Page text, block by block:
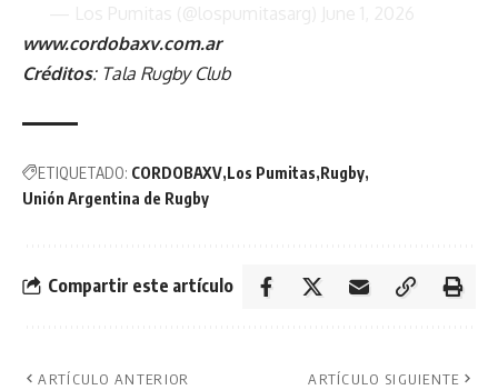
www.cordobaxv.com.ar
Créditos: Tala Rugby Club
ETIQUETADO: CORDOBAXV Los Pumitas Rugby
Unión Argentina de Rugby
Compartir este artículo
ARTÍCULO ANTERIOR ARTÍCULO SIGUIENTE